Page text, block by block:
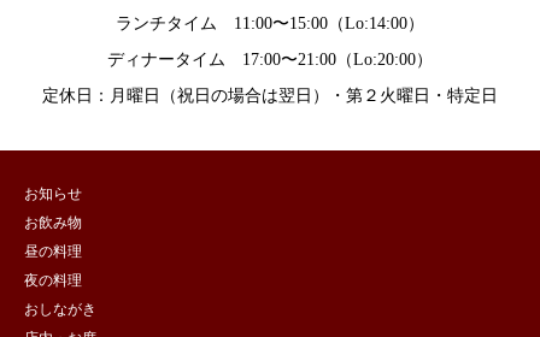
ランチタイム 11:00〜15:00（Lo:14:00）
ディナータイム 17:00〜21:00（Lo:20:00）
定休日：月曜日（祝日の場合は翌日）・第２火曜日・特定日
お知らせ
お飲み物
昼の料理
夜の料理
おしながき